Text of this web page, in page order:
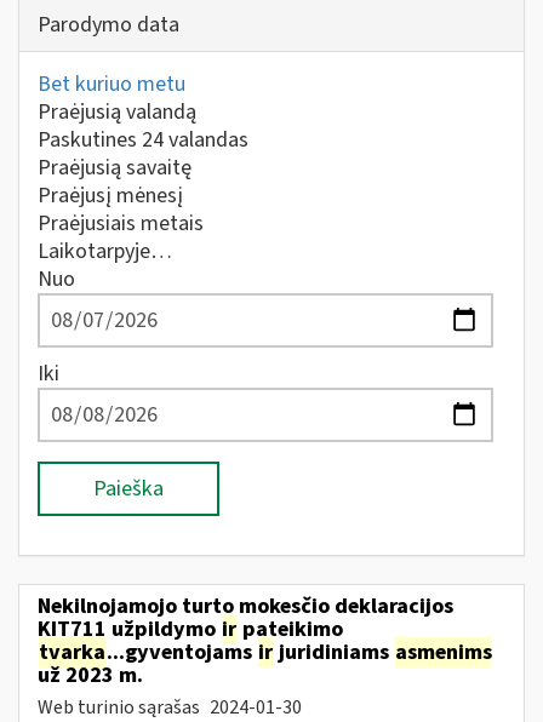
Parodymo data
Bet kuriuo metu
Praėjusią valandą
Paskutines 24 valandas
Praėjusią savaitę
Praėjusį mėnesį
Praėjusiais metais
Laikotarpyje…
Nuo
Iki
Paieška
Nekilnojamojo turto mokesčio deklaracijos
KIT711 užpildymo ir pateikimo
tvarka...gyventojams irjuridiniams asmenims
už 2023 m.
Web turinio sąrašas 2024-01-30